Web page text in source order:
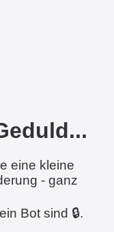
eine kleine
- ganz
Bot sind 🔒.